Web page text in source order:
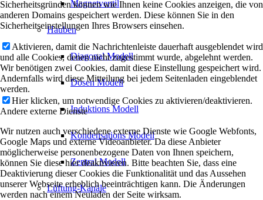
Magnetventil
Hauben
Diagonal Modell
Dosen Modell
Induktions Modell
Kondensations Modell
Zentral Modell
Lüftung-Kanäle
Sicherheitsgründen können wie Ihnen keine Cookies anzeigen, die von
anderen Domains gespeichert werden. Diese können Sie in den
Sicherheitseinstellungen Ihres Browsers einsehen.
Aktivieren, damit die Nachrichtenleiste dauerhaft ausgeblendet wird
und alle Cookies, denen nicht zugestimmt wurde, abgelehnt werden.
Wir benötigen zwei Cookies, damit diese Einstellung gespeichert wird.
Andernfalls wird diese Mitteilung bei jedem Seitenladen eingeblendet
werden.
Hier klicken, um notwendige Cookies zu aktivieren/deaktivieren.
Andere externe Dienste
Wir nutzen auch verschiedene externe Dienste wie Google Webfonts,
Google Maps und externe Videoanbieter. Da diese Anbieter
möglicherweise personenbezogene Daten von Ihnen speichern,
können Sie diese hier deaktivieren. Bitte beachten Sie, dass eine
Deaktivierung dieser Cookies die Funktionalität und das Aussehen
unserer Webseite erheblich beeinträchtigen kann. Die Änderungen
werden nach einem Neuladen der Seite wirksam.